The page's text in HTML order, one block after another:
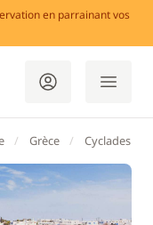
en parrainant vos
Grèce Cyclades